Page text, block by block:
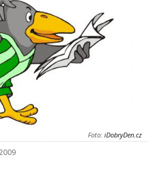
Foto: iDobryDen.cz